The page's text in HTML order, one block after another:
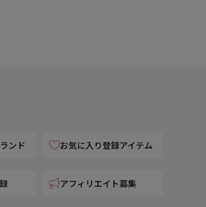
ンド お気に入り登録アイテム
アフィリエイト募集